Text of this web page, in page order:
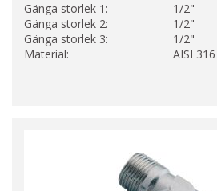
Gänga storlek 1:
1/2"
Gänga storlek 2:
1/2"
Gänga storlek 3:
1/2"
Material:
AISI 316